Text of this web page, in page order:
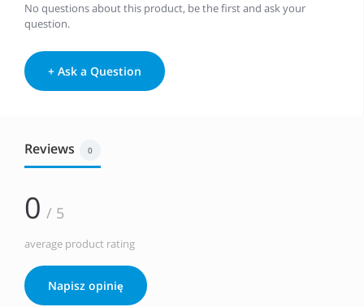
No questions about this product, be the first and ask your
question.
+ Ask a Question
Reviews 0
0 / 5
average product rating
Napisz opinię